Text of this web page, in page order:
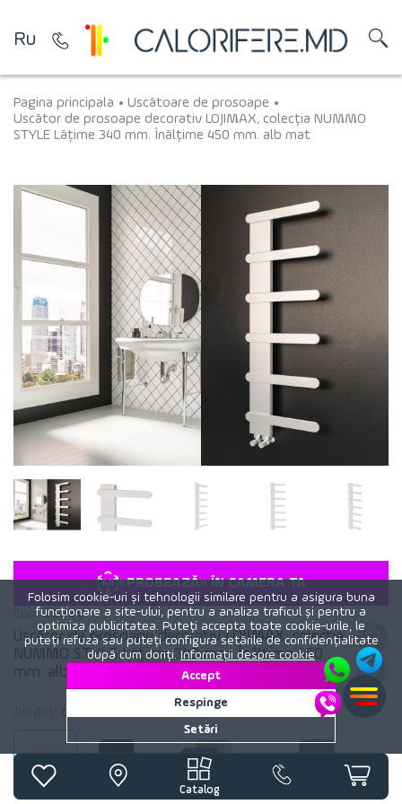
Ru
Catalog
Pagina principala
Uscătoare de prosoape
Uscător de prosoape decorativ LOJIMAX, colecția NUMMO
STYLE Lățime 340 mm. Înălțime 450 mm. alb mat
«PROBEAZĂ» ÎN CAMERA TA
Cod:3238y
Uscător de prosoape decorativ LOJIMAX, colecția
NUMMO STYLE Lățime 340 mm. Înălțime 450
mm. alb mat
culoare Alb mat
Alb mat Negru mat RAL MY-512 luciu Antracit mat
Folosim cookie-uri și tehnologii similare pentru a asigura buna
funcționare a site-ului, pentru a analiza traficul și pentru a
optimiza publicitatea. Puteți accepta toate cookie-urile, le
puteți refuza sau puteți configura setările de confidențialitate
după cum doriți.Informații despre cookie
Accept
Respinge
Setări